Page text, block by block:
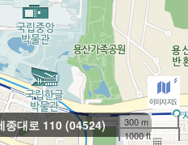
종대로 110 (04524)
300 m
1000 ft